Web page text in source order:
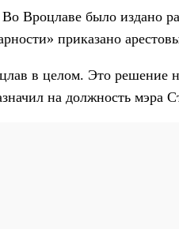
Вроцлаве было издано
приказано
в целом. Это решение
на должность мэра